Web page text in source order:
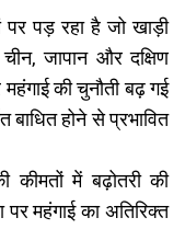
पड़ रहा है जो खाड़ी
जापान और दक्षिण
की चुनौती बढ़ गई
बाधित होने से प्रभावित
में बढ़ोतरी की
महंगाई का अतिरिक्त